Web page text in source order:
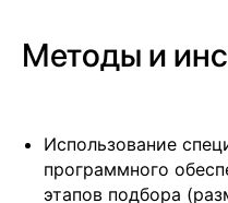
Методы и
Использование
программного
этапов подбора